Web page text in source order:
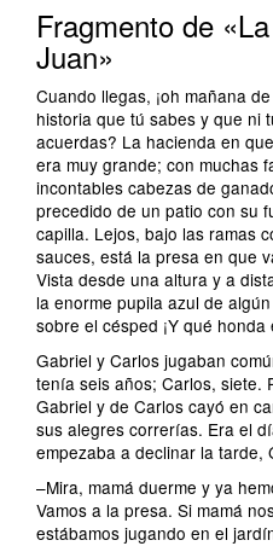
Fragmento de
Juan»
Cuando llegas, ¡oh mañana
historia que tú sabes y que ni
acuerdas? La hacienda en
era muy grande; con muchas
incontables cabezas de
precedido de un patio con su
capilla. Lejos, bajo las ramas
sauces, está la presa en que
Vista desde una altura y a
la enorme pupila azul de
sobre el césped ¡Y qué
Gabriel y Carlos jugaban
tenía seis años; Carlos, siete.
Gabriel y de Carlos cayó en
sus alegres correrías. Era el
empezaba a declinar la tarde,
–Mira, mamá duerme y ya
Vamos a la presa. Si mamá
estábamos jugando en el